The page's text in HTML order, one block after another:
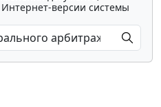
версии системы